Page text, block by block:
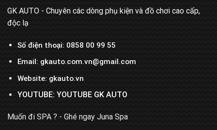
GK AUTO - Chuyên các dòng phụ kiện và đồ chơi cao cấp,
độc lạ
Số điện thoại: 0858 00 99 55
Email:gkauto.com.vn@gmail.com
Website: gkauto.vn
YOUTUBE:YOUTUBE GK AUTO
Muốn đi SPA ? - Ghé ngay Juna Spa